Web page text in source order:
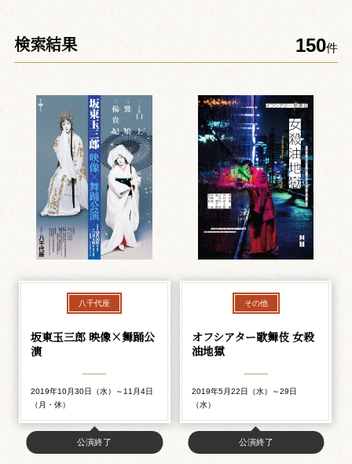
検索結果 150件
八千代座
坂東玉三郎 映像×舞踊公
演
2019年10月30日（水）～11月4日
（月・休）
公演終了
その他
オフシアター歌舞伎 女殺
油地獄
2019年5月22日（水）～29日
（水）
公演終了